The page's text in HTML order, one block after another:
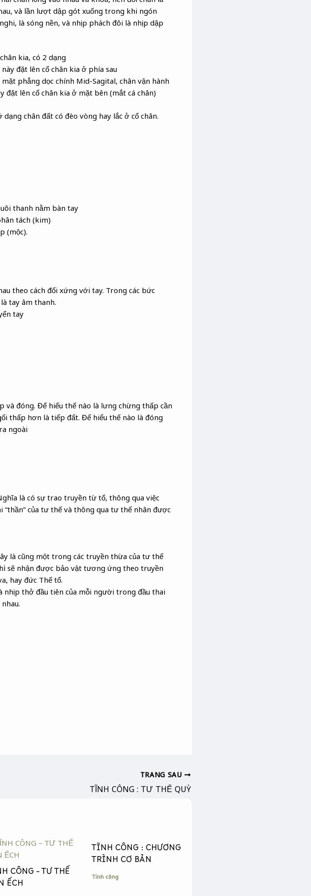
và lần lượt dập gót xuống trong khi ngón
là sóng nền, và nhịp phách đôi là nhịp dập
kia, có 2 dạng
đặt lên cổ chân kia ở phía sau
phẳng dọc chính Mid-Sagital, chân vận hành
lên cổ chân kia ở mặt bên (mắt cá chân)
chân đất có đèo vòng hay lắc ở cổ chân.
thanh nằm bàn tay
tách (kim)
(mộc).
theo cách đối xứng với tay. Trong các bức
tay âm thanh.
tay
đóng. Để hiểu thế nào là lưng chừng thấp cần
thấp hơn là tiếp đất. Để hiểu thế nào là đóng
ngoài
là có sự trao truyền từ tổ, thông qua việc
của tư thế và thông qua tư thế nhân được
là cũng một trong các truyền thừa của tư thế
sẽ nhận được bảo vật tương ứng theo truyền
hay đức Thế tổ.
nhịp thở đầu tiên của mỗi người trong đầu thai
TRANG SAU
TĨNH CÔNG : TƯ THẾ QUỲ
CÔNG – TƯ THẾ
ẾCH
TĨNH CÔNG : CHƯƠNG
TRÌNH CƠ BẢN
Tĩnh công